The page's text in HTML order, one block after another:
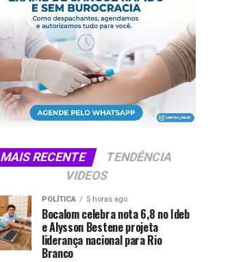
MAIS RECENTE
TENDÊNCIA
VIDEOS
POLÍTICA 5 horas ago
Bocalom celebra nota 6,8 no Ideb
e Alysson Bestene projeta
liderança nacional para Rio
Branco